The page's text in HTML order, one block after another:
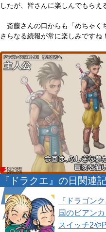
したが、皆さんに楽しんでもらえ
斎藤さんの口からも「めちゃく
さらなる続報が常に楽しみですね！
『ドラクエ』の日関連
『ドラゴン
国のビアン
スイッチ2や